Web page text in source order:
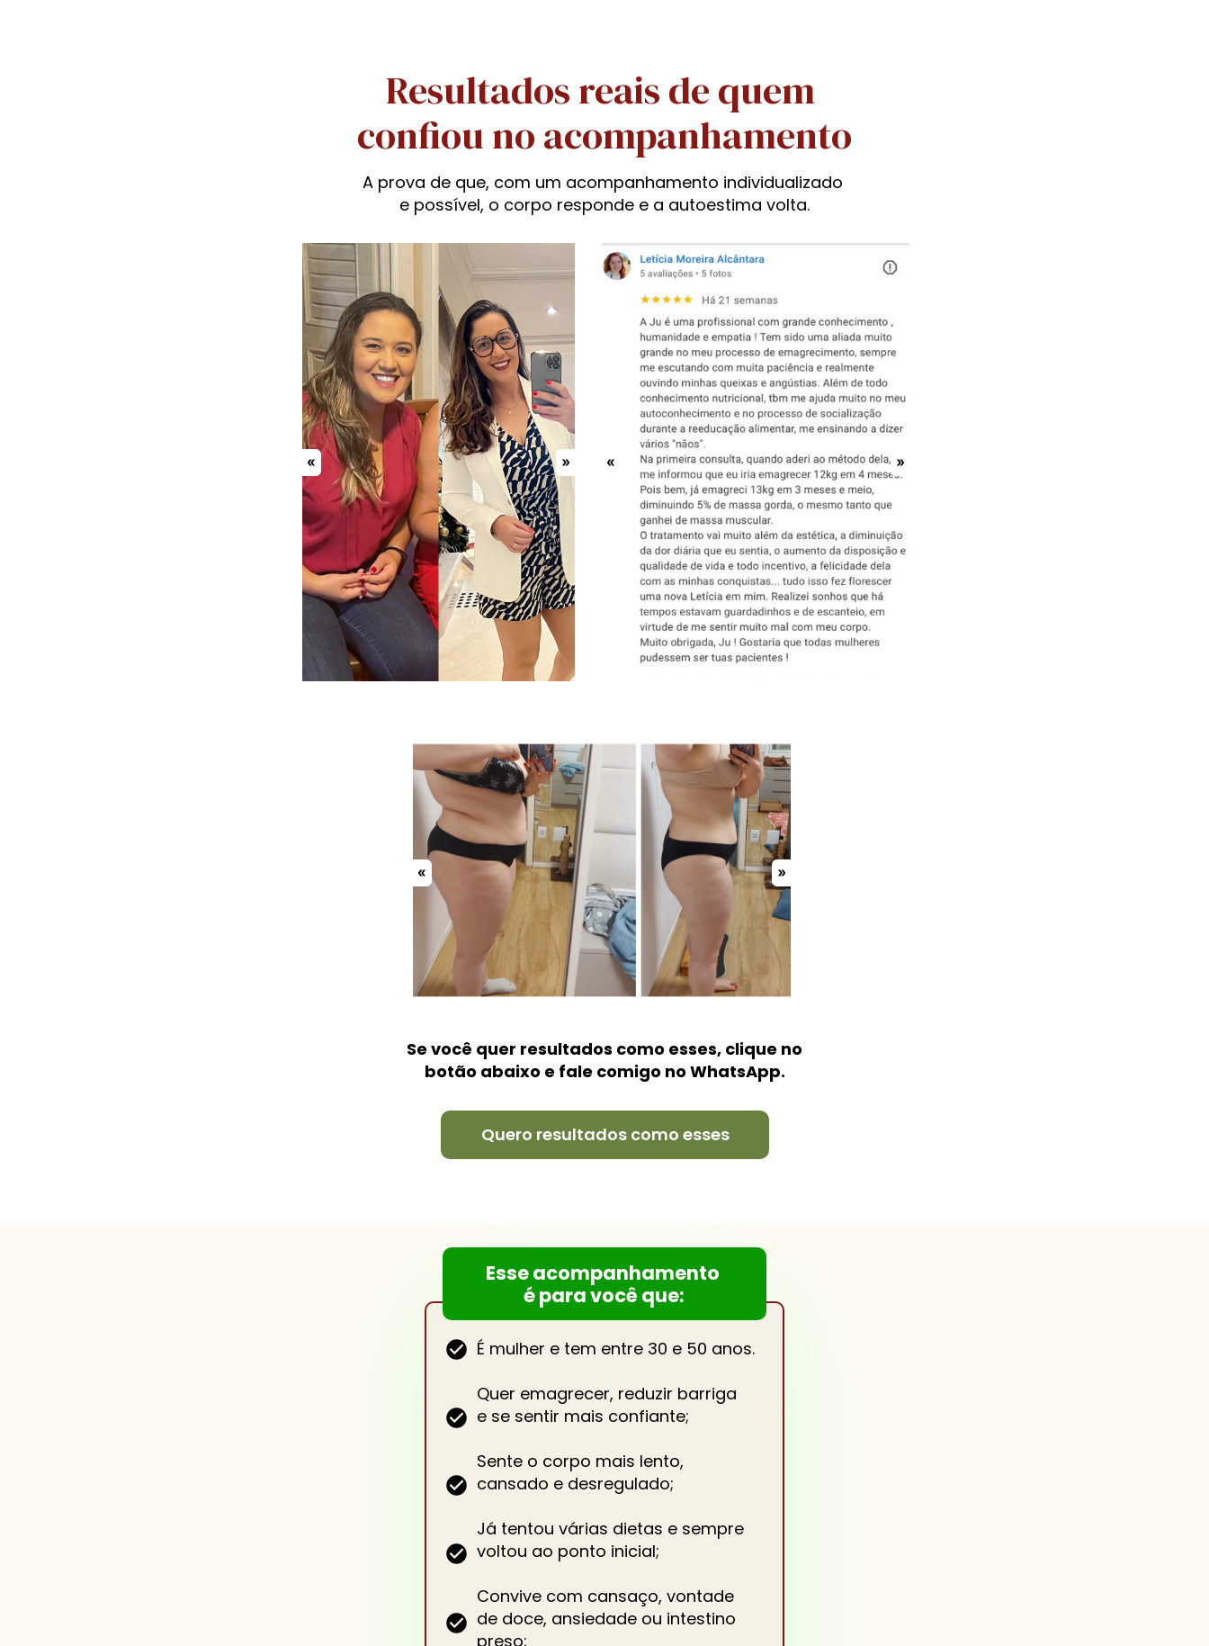
Resultados reais de quem
confiou no acompanhamento
A prova de que, com um acompanhamento individualizado
e possível, o corpo responde e a autoestima volta.
Se você quer resultados como esses, clique no
botão abaixo e fale comigo no WhatsApp.
Quero resultados como esses
Esse acompanhamento
é para você que:
É mulher e tem entre 30 e 50 anos.
Quer emagrecer, reduzir barriga
e se sentir mais confiante;
Sente o corpo mais lento,
cansado e desregulado;
Já tentou várias dietas e sempre
voltou ao ponto inicial;
Convive com cansaço, vontade
de doce, ansiedade ou intestino
preso;